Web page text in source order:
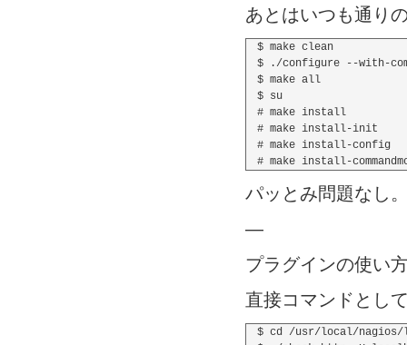
あとはいつも通り
$ make clean
$ ./configure --with-
$ make all
$ su
# make install
# make install-init
# make install-config
パッとみ問題なし
—
プラグインの使い
直接コマンドとし
$ cd /usr/local/nagios/